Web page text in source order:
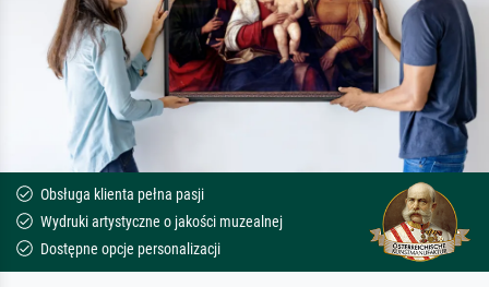
Obsługa klienta pełna pasji
Wydruki artystyczne o jakości muzealnej
Dostępne opcje personalizacji